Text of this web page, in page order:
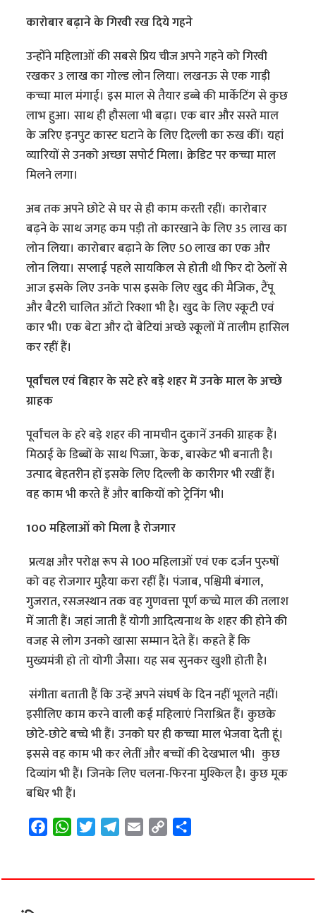
कारोबार बढ़ाने के गिरवी रख दिये गहने
उन्होंने महिलाओं की सबसे प्रिय चीज अपने गहने को गिरवी
रखकर 3 लाख का गोल्ड लोन लिया। लखनऊ से एक गाड़ी
कच्चा माल मंगाई। इस माल से तैयार डब्बे की मार्केटिंग से कुछ
लाभ हुआ। साथ ही हौसला भी बढ़ा। एक बार और सस्ते माल
के जरिए इनपुट कास्ट घटाने के लिए दिल्ली का रुख कीं। यहां
व्यारियों से उनको अच्छा सपोर्ट मिला। क्रेडिट पर कच्चा माल
मिलने लगा।
अब तक अपने छोटे से घर से ही काम करती रहीं। कारोबार
बढ़ने के साथ जगह कम पड़ी तो कारखाने के लिए 35 लाख का
लोन लिया। कारोबार बढ़ाने के लिए 50 लाख का एक और
लोन लिया। सप्लाई पहले सायकिल से होती थी फिर दो ठेलों से
आज इसके लिए उनके पास इसके लिए खुद की मैजिक, टैंपू
और बैटरी चालित ऑटो रिक्शा भी है। खुद के लिए स्कूटी एवं
कार भी। एक बेटा और दो बेटियां अच्छे स्कूलों में तालीम हासिल
कर रहीं हैं।
पूर्वांचल एवं बिहार के सटे हरे बड़े शहर में उनके माल के अच्छे
ग्राहक
पूर्वांचल के हरे बड़े शहर की नामचीन दुकानें उनकी ग्राहक हैं।
मिठाई के डिब्बों के साथ पिज्जा, केक, बास्केट भी बनाती है।
उत्पाद बेहतरीन हों इसके लिए दिल्ली के कारीगर भी रखीं हैं।
वह काम भी करते हैं और बाकियों को ट्रेनिंग भी।
100 महिलाओं को मिला है रोजगार
प्रत्यक्ष और परोक्ष रूप से 100 महिलाओं एवं एक दर्जन पुरुषों
को वह रोजगार मुहैया करा रहीं हैं। पंजाब, पश्चिमी बंगाल,
गुजरात, रसजस्थान तक वह गुणवत्ता पूर्ण कच्चे माल की तलाश
में जाती हैं। जहां जाती हैं योगी आदित्यनाथ के शहर की होने की
वजह से लोग उनको खासा सम्मान देते हैं। कहते हैं कि
मुख्यमंत्री हो तो योगी जैसा। यह सब सुनकर खुशी होती है।
संगीता बताती हैं कि उन्हें अपने संघर्ष के दिन नहीं भूलते नहीं।
इसीलिए काम करने वाली कई महिलाएं निराश्रित हैं। कुछके
छोटे-छोटे बच्चे भी हैं। उनको घर ही कच्चा माल भेजवा देती हूं।
इससे वह काम भी कर लेतीं और बच्चों की देखभाल भी। कुछ
दिव्यांग भी हैं। जिनके लिए चलना-फिरना मुश्किल है। कुछ मूक
बधिर भी हैं।
e
W
t
t
e
i
y
r